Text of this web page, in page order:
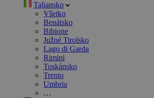
Taliansko
Všetko
Benátsko
Bibione
Južné Tirolsko
Lago di Garda
Rimini
Toskánsko
Trento
Umbria
…